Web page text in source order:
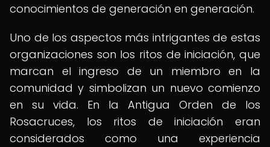
conocimientos de generación en generación.
Uno de los aspectos más intrigantes de estas
organizaciones son los ritos de iniciación, que
marcan el ingreso de un miembro en la
comunidad y simbolizan un nuevo comienzo
en su vida. En la Antigua Orden de los
Rosacruces, los ritos de iniciación eran
considerados como una experiencia